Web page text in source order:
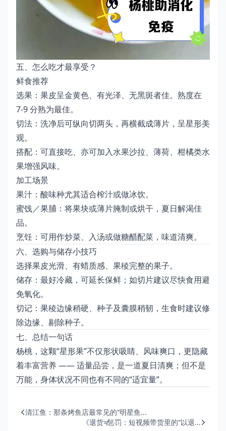
五、怎么吃才最享受？
鲜食推荐
选果：果皮呈金黄色、有光泽、无黑斑者佳。熟度在
7-9 分熟为最佳。
切法：洗净后可纵向切两头，再横截成薄片，呈星形美
观。
搭配：可直接吃、亦可加入水果沙拉、薄荷、柑橘类水
果增强风味。
加工场景
果汁：酸味种尤其适合榨汁或做冰饮。
蜜饯／果脯：将果块或薄片腌制或烘干，夏日解渴佳
品。
烹饪：可用作炒菜、入汤或做糖醋配菜，味道清爽。
六、选购与储存小技巧
选择果皮光滑、有蜡质感、果稜完整的果子。
储存：最好冷藏，可延长保鲜；如切片建议尽快食用避
免氧化。
切记：果稜边缘稍硬、种子及囊膜稍韧，生食时建议修
除边缘、剔除种子。
七、总结一句话
杨桃，这颗“星形果”不仅形状吸睛、风味爽口，更隐藏
着丰富营养 —— 适量品尝，是一道夏日清爽；但不是
万能，身体状况不同也有不同的“适宜量”。
清江鱼：那条烤鱼店最常见的“明星鱼...
《退货≠惩罚：短视频带货里的“以退...